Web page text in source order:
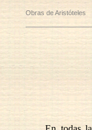
Obras de Aristóteles